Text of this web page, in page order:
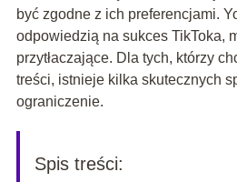
być zgodne z ich preferencjami.
odpowiedzią na sukces TikToka,
przytłaczające. Dla tych, którzy
treści, istnieje kilka skutecznych
ograniczenie.
Spis treści: